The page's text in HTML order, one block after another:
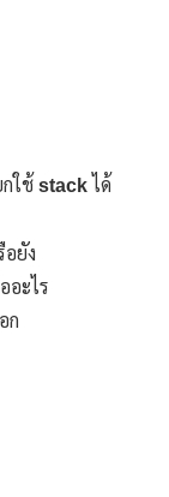
ใช้ stackได้
ยัง
อะไร
ก